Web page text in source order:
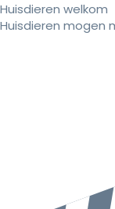
Huisdieren welkom
Huisdieren mogen